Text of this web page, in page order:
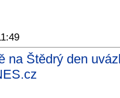
na Štědrý den